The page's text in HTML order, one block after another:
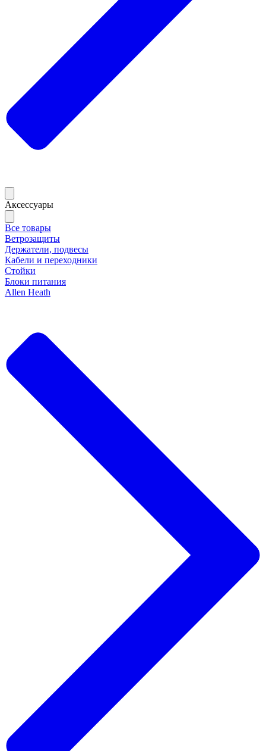
Аксессуары
Все товары
Ветрозащиты
Держатели, подвесы
Кабели и переходники
Стойки
Блоки питания
Allen Heath